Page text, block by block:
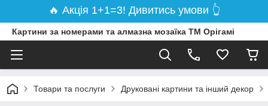
🔥 Акція 1+1=3! Дивитись умови 👆
Картини за номерами та алмазна мозаїка ТМ Орігамі
Товари та послуги Друковані картини та інший декор